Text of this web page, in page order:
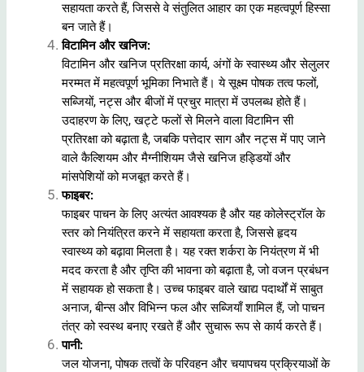
सहायता करते हैं, जिससे वे संतुलित आहार का एक महत्वपूर्ण हिस्सा
बन जाते हैं।
विटामिन और खनिज:
विटामिन और खनिज प्रतिरक्षा कार्य, अंगों के स्वास्थ्य और सेलुलर
मरम्मत में महत्वपूर्ण भूमिका निभाते हैं। ये सूक्ष्म पोषक तत्व फलों,
सब्जियों, नट्स और बीजों में प्रचुर मात्रा में उपलब्ध होते हैं।
उदाहरण के लिए, खट्टे फलों से मिलने वाला विटामिन सी
प्रतिरक्षा को बढ़ाता है, जबकि पत्तेदार साग और नट्स में पाए जाने
वाले कैल्शियम और मैग्नीशियम जैसे खनिज हड्डियों और
मांसपेशियों को मजबूत करते हैं।
फाइबर:
फाइबरपाचन के लिए अत्यंत आवश्यक है और यह कोलेस्ट्रॉल के
स्तर को नियंत्रित करने में सहायता करता है, जिससे हृदय
स्वास्थ्य को बढ़ावा मिलता है। यह रक्त शर्करा के नियंत्रण में भी
मदद करता है और तृप्ति की भावना को बढ़ाता है, जो वजन प्रबंधन
में सहायक हो सकता है। उच्च फाइबर वाले खाद्य पदार्थों में साबुत
अनाज, बीन्स और विभिन्न फल और सब्जियाँ शामिल हैं, जो पाचन
तंत्र को स्वस्थ बनाए रखते हैं और सुचारू रूप से कार्य करते हैं।
पानी:
जल योजना, पोषक तत्वों के परिवहन और चयापचय प्रक्रियाओं के